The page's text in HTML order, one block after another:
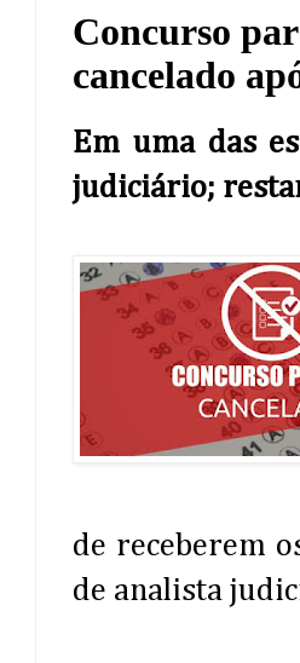
Concurso
cancelado
Em uma das
judiciário;
de receberem
de analista